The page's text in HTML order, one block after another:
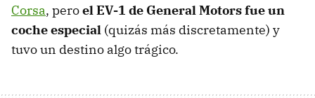
Corsa, peroel EV-1 de General Motors fue un
coche especial (quizás más discretamente) y
tuvo un destino algo trágico.